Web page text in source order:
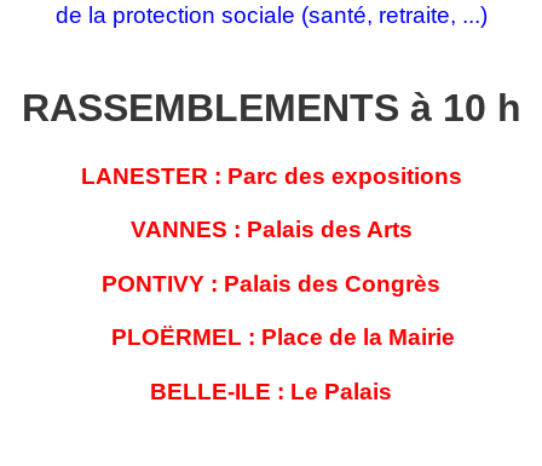
de la protection sociale (santé, retraite, ...)
RASSEMBLEMENTS à 10 h
LANESTER : Parc des expositions
VANNES : Palais des Arts
PONTIVY : Palais des Congrès
PLOËRMEL : Place de la Mairie
BELLE-ILE : Le Palais